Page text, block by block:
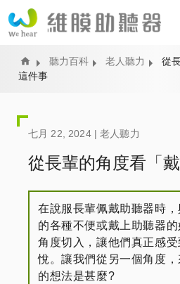
至
內
Home 聽力百科 老人聽力
從
這件事
七月 22, 2024 |老人聽力
從長輩的角度看「
在說服長輩佩戴助聽器時
的各種不便或戴上助聽器
角度切入，讓他們真正感
悅。讓我們從另一個角度
的想法是甚麼?